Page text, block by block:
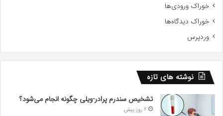
خوراک ورودی‌ها
خوراک دیدگاه‌ها
وردپرس
نوشته های تازه
تشخیص سندرم پرادر-ویلی چگونه انجام می‌شود؟
6 روز پیش